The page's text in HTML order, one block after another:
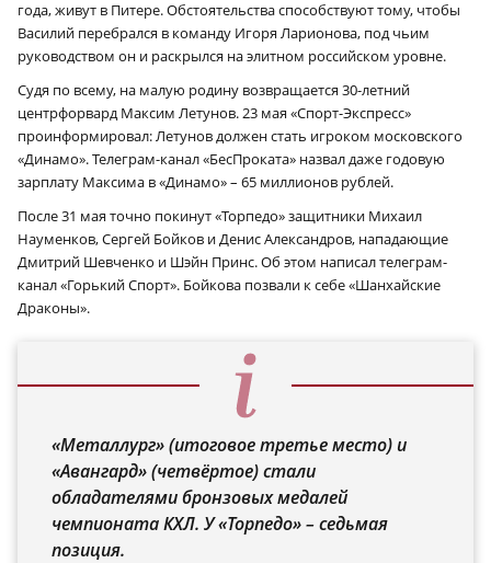
года, живут в Питере. Обстоятельства способствуют тому, чтобы
Василий перебрался в команду Игоря Ларионова, под чьим
руководством он и раскрылся на элитном российском уровне.
Судя по всему, на малую родину возвращается 30-летний
центрфорвард Максим Летунов. 23 мая «Спорт-Экспресс»
проинформировал: Летунов должен стать игроком московского
«Динамо». Телеграм-канал «БесПроката» назвал даже годовую
зарплату Максима в «Динамо» – 65 миллионов рублей.
После 31 мая точно покинут «Торпедо» защитники Михаил
Науменков, Сергей Бойков и Денис Александров, нападающие
Дмитрий Шевченко и Шэйн Принс. Об этом написал телеграм-
канал «Горький Спорт». Бойкова позвали к себе «Шанхайские
Драконы».
«Металлург» (итоговое третье место) и
«Авангард» (четвёртое) стали
обладателями бронзовых медалей
чемпионата КХЛ. У «Торпедо» – седьмая
позиция.